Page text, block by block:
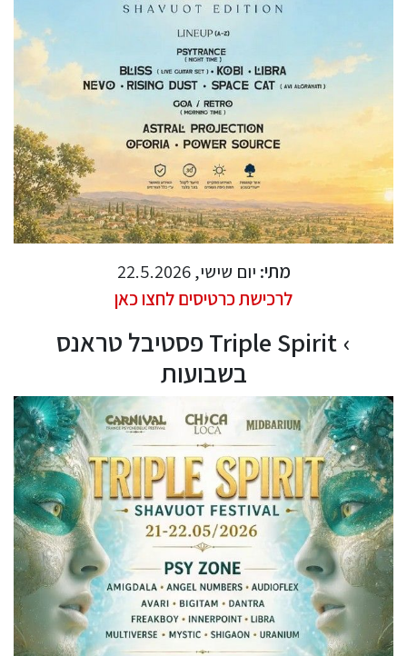
מתי: יום שישי, 22.5.2026
לרכישת כרטיסים לחצו כאן
Triple Spirit פסטיבל טראנס
בשבועות